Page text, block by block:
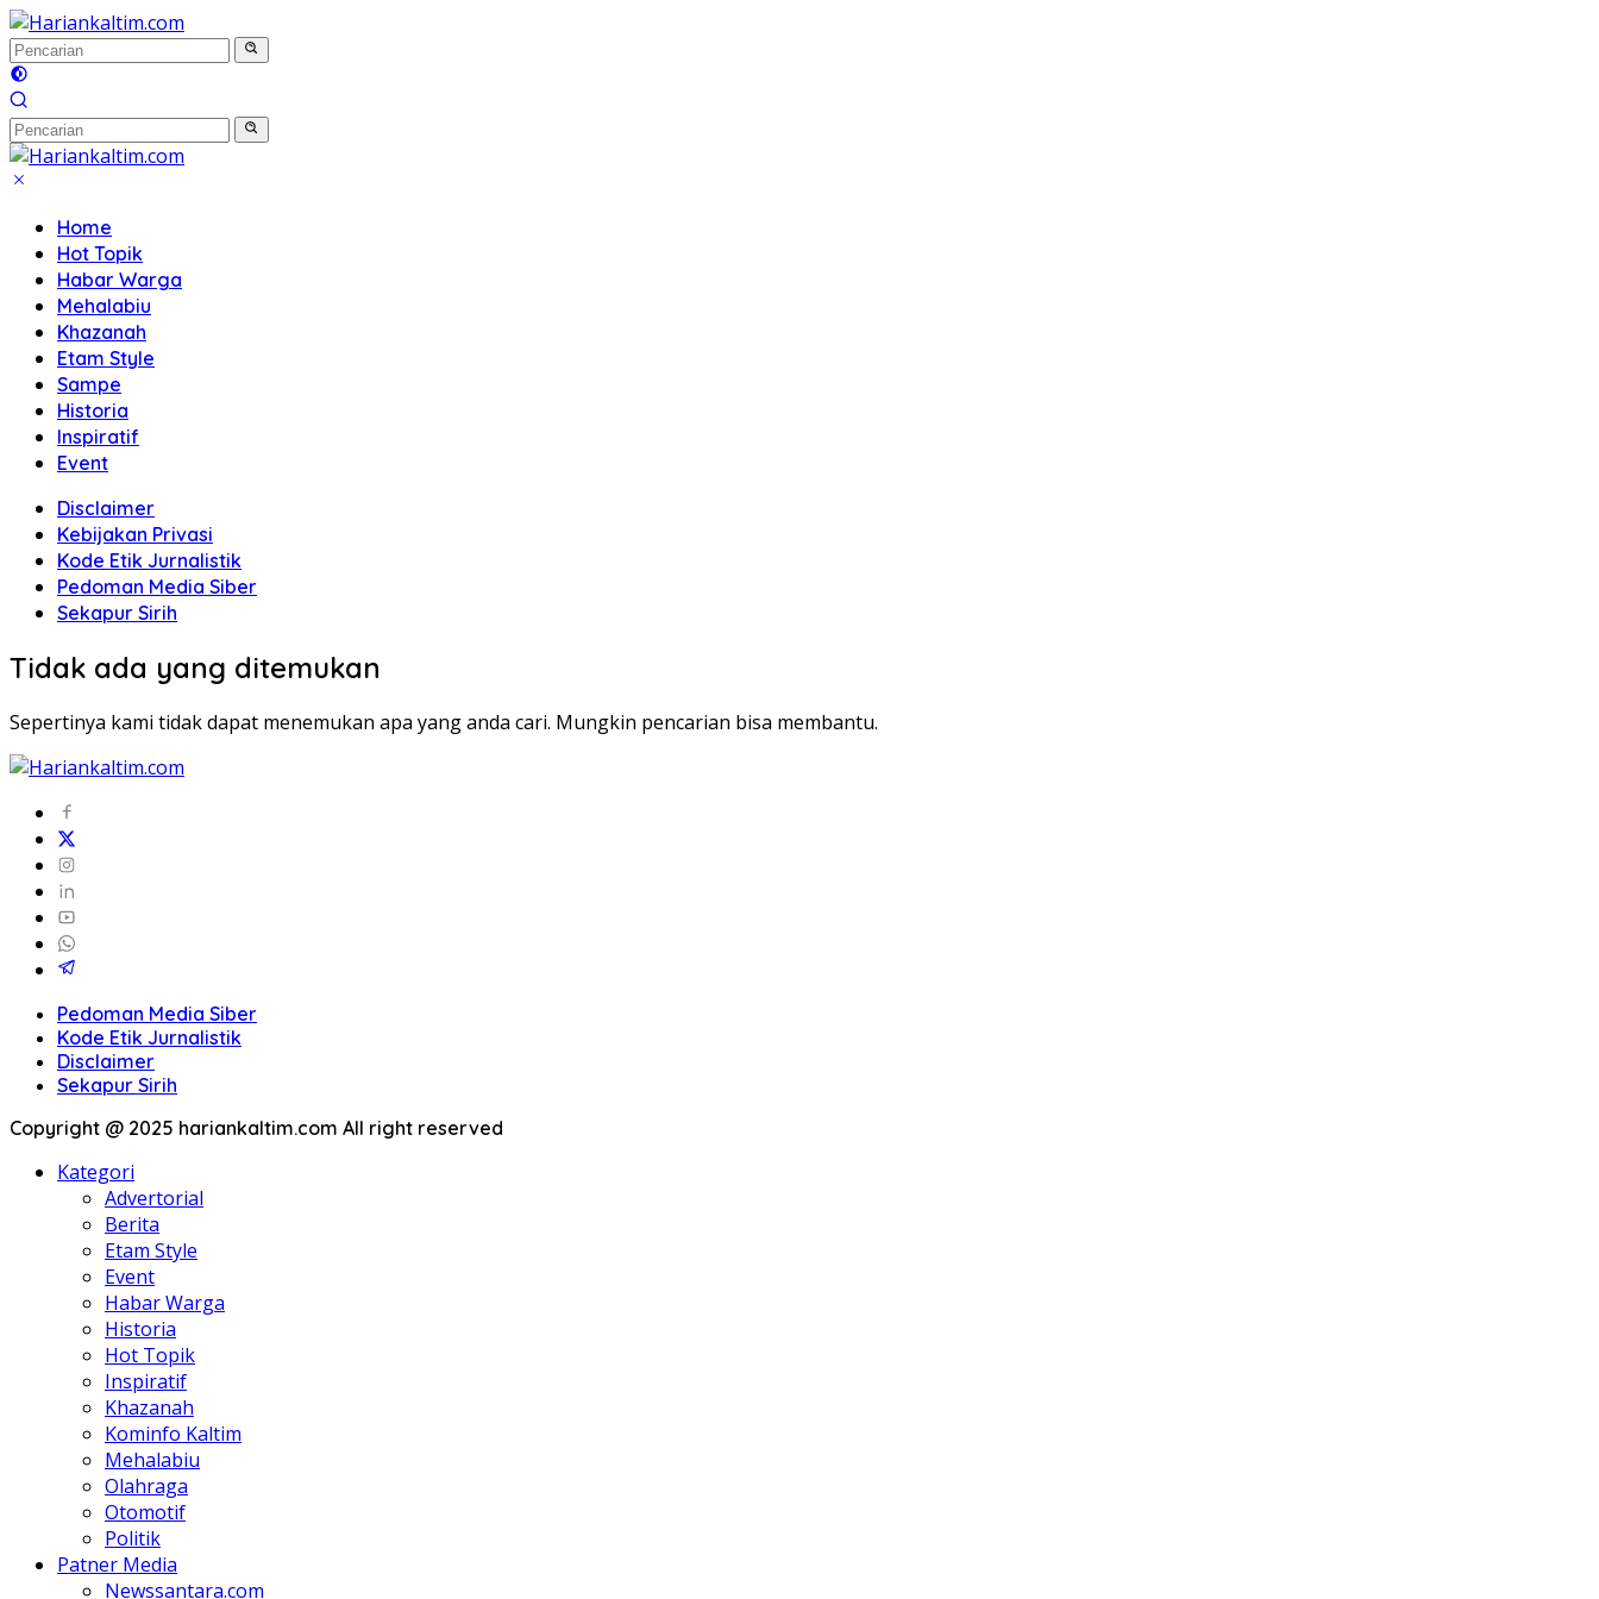
Langsung
ke
konten
Home
Hot Topik
Habar Warga
Mehalabiu
Khazanah
Etam Style
Sampe
Historia
Inspiratif
Event
Disclaimer
Kebijakan Privasi
Kode Etik Jurnalistik
Pedoman Media Siber
Sekapur Sirih
Tidak ada yang ditemukan
Sepertinya kami tidak dapat menemukan apa yang anda cari. Mungkin pencarian bisa membantu.
Pedoman Media Siber
Kode Etik Jurnalistik
Disclaimer
Sekapur Sirih
Copyright @ 2025 hariankaltim.com All right reserved
Kategori
Advertorial
Berita
Etam Style
Event
Habar Warga
Historia
Hot Topik
Inspiratif
Khazanah
Kominfo Kaltim
Mehalabiu
Olahraga
Otomotif
Politik
Patner Media
Newssantara.com